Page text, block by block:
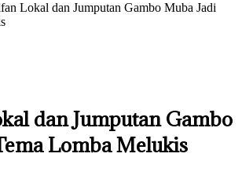
Lokal dan Jumputan Gambo Muba Jadi
dan Jumputan Gambo
Lomba Melukis